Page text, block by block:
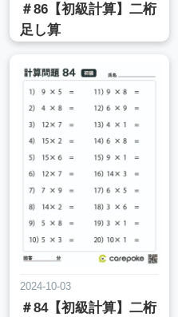
＃86【初級計算】二桁
足し算
2024-10-03
＃84【初級計算】二桁